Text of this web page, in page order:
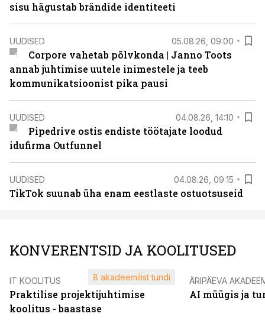
sisu hägustab brändide identiteeti
UUDISED 05.08.26, 09:00
Corpore vahetab põlvkonda | Janno Toots
annab juhtimise uutele inimestele ja teeb
kommunikatsioonist pika pausi
UUDISED 04.08.26, 14:10
Pipedrive ostis endiste töötajate loodud
idufirma Outfunnel
UUDISED 04.08.26, 09:15
TikTok suunab üha enam eestlaste ostuotsuseid
KONVERENTSID JA KOOLITUSED
IT KOOLITUS
Praktilise projektijuhtimise
koolitus - baastase
8 akadeemilist tundi ÄRIPÄEVA
AI müügis ja